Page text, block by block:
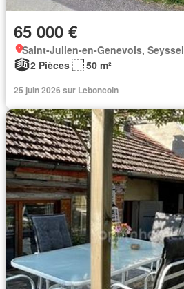
65 000 €
Saint-Julien-en-Genevois, Seyssel
2 Pièces
50 m²
25 juin 2026 sur Leboncoin